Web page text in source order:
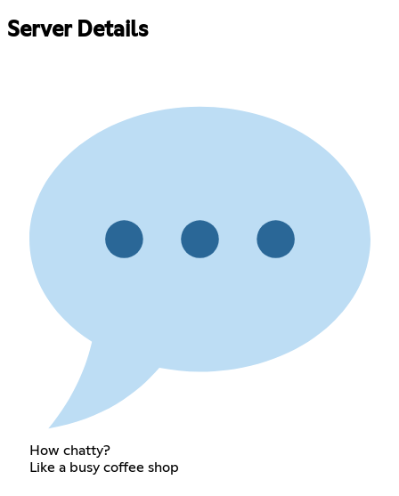
Server Details
How chatty?
Like a busy coffee shop